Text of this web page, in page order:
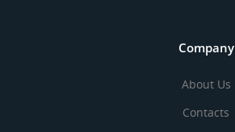
Company
About Us
Contacts